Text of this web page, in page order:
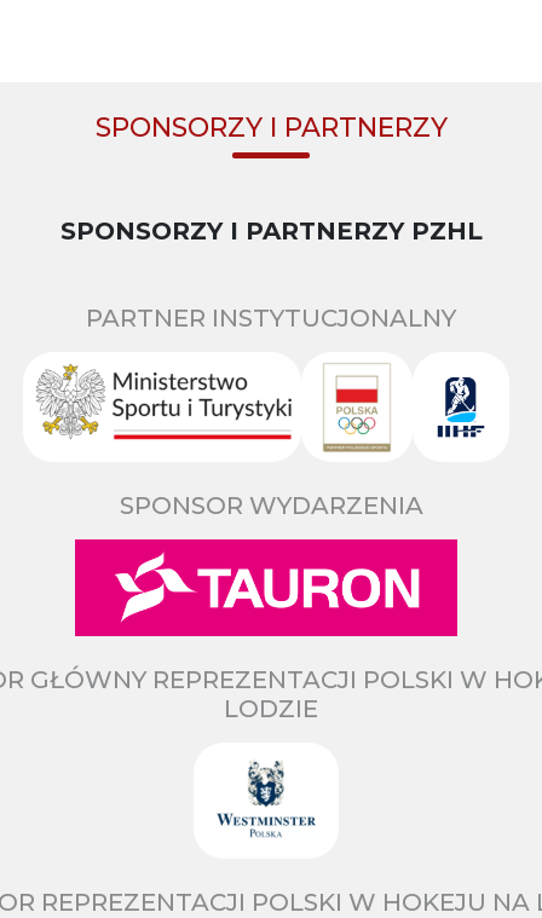
SPONSORZY I PARTNERZY
SPONSORZY I PARTNERZY PZHL
PARTNER INSTYTUCJONALNY
SPONSOR WYDARZENIA
GŁÓWNY REPREZENTACJI POLSKI W
LODZIE
REPREZENTACJI POLSKI W HOKEJU NA